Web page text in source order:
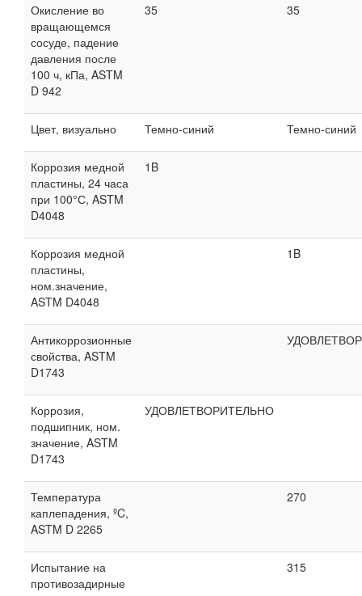
Окисление во
вращающемся
сосуде, падение
давления после
100 ч, кПа, ASTM
D 942
35 35
Цвет, визуально Темно-синий Темно-синий
Коррозия медной
пластины, 24 часа
при 100°С, ASTM
D4048
1B
Коррозия медной
пластины,
ном.значение,
ASTM D4048
1B
Антикоррозионные
свойства, ASTM
D1743
Коррозия,
подшипник, ном.
значение, ASTM
D1743
УДОВЛЕТВОРИТЕЛЬНО
Температура
каплепадения, ºC,
ASTM D 2265
270
Испытание на
противозадирные
315